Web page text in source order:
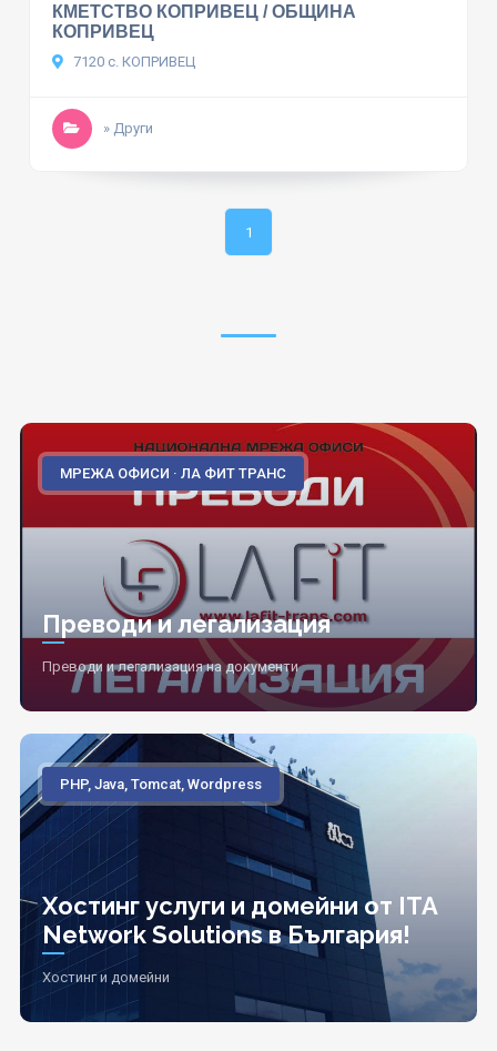
КМЕТСТВО КОПРИВЕЦ / ОБЩИНА
КОПРИВЕЦ
7120 с. КОПРИВЕЦ
» Други
1
МРЕЖА ОФИСИ · ЛА ФИТ ТРАНС
Преводи и легализация
Преводи и легализация на документи
PHP, Java, Tomcat, Wordpress
Хостинг услуги и домейни от ITA
Network Solutions в България!
Хостинг и домейни